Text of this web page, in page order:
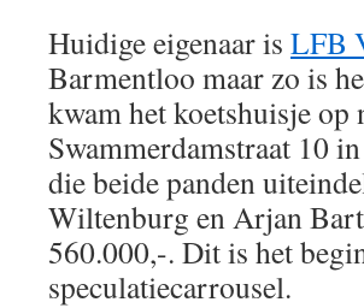
Huidige eigenaar is LFB
Barmentloo maar zo is
kwam het koetshuisje op
Swammerdamstraat 10
die beide panden
Wiltenburg en Arjan
560.000,-. Dit is het
speculatiecarrousel.